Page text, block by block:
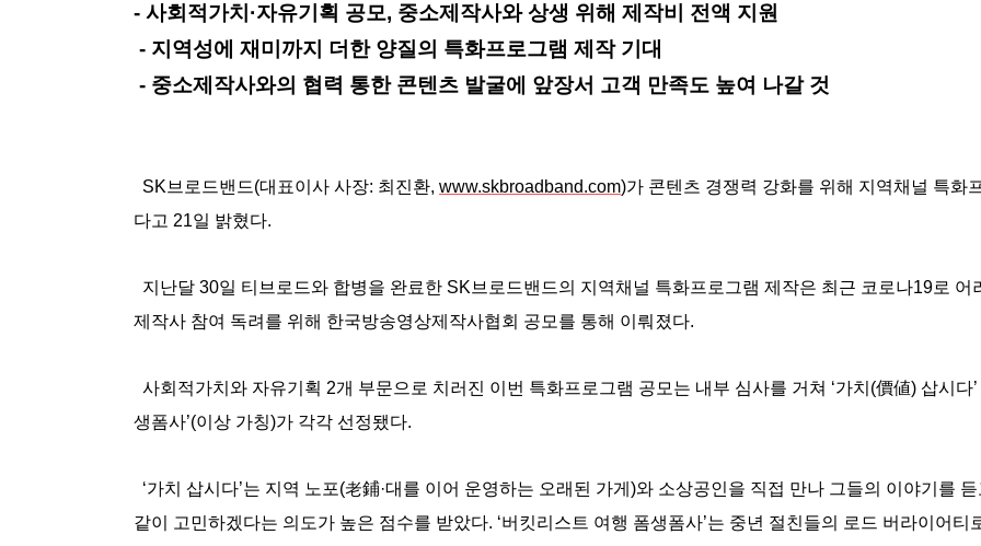
- 사회적가치·자유기획 공모, 중소제작사와 상생 위해 제작비 전액 지원
- 지역성에 재미까지 더한 양질의 특화프로그램 제작 기대
- 중소제작사와의 협력 통한 콘텐츠 발굴에 앞장서 고객 만족도 높여 나갈 것
SK브로드밴드(대표이사 사장: 최진환, www.skbroadband.com)가 콘텐츠 경쟁력 강화를 위해 지역채널 특화
다고 21일 밝혔다.
지난달 30일 티브로드와 합병을 완료한 SK브로드밴드의 지역채널 특화프로그램 제작은 최근 코로나19로 어
제작사 참여 독려를 위해 한국방송영상제작사협회 공모를 통해 이뤄졌다.
사회적가치와 자유기획 2개 부문으로 치러진 이번 특화프로그램 공모는 내부 심사를 거쳐 ‘가치(價値) 삽시다
생폼사’(이상 가칭)가 각각 선정됐다.
‘가치 삽시다’는 지역 노포(老鋪·대를 이어 운영하는 오래된 가게)와 소상공인을 직접 만나 그들의 이야기를
같이 고민하겠다는 의도가 높은 점수를 받았다. ‘버킷리스트 여행 폼생폼사’는 중년 절친들의 로드 버라이어티